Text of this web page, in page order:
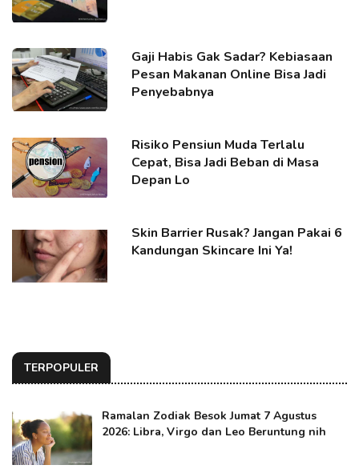
Gaji Habis Gak Sadar? Kebiasaan
Pesan Makanan Online Bisa Jadi
Penyebabnya
Risiko Pensiun Muda Terlalu
Cepat, Bisa Jadi Beban di Masa
Depan Lo
Skin Barrier Rusak? Jangan Pakai 6
Kandungan Skincare Ini Ya!
TERPOPULER
Ramalan Zodiak Besok Jumat 7 Agustus
2026: Libra, Virgo dan Leo Beruntung nih